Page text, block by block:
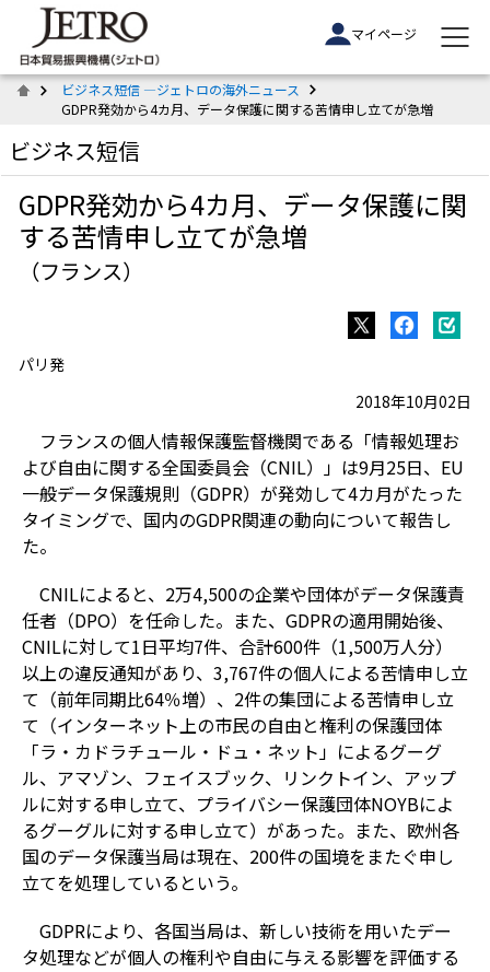
マイページ
ビジネス短信 ―ジェトロの海外ニュース
GDPR発効から4カ月、データ保護に関する苦情申し立てが急増
ビジネス短信
GDPR発効から4カ月、データ保護に関
する苦情申し立てが急増
（フランス）
パリ発
2018年10月02日
フランスの個人情報保護監督機関である「情報処理お
よび自由に関する全国委員会（CNIL）」は9月25日、EU
一般データ保護規則（GDPR）が発効して4カ月がたった
タイミングで、国内のGDPR関連の動向について報告し
た。
CNILによると、2万4,500の企業や団体がデータ保護責
任者（DPO）を任命した。また、GDPRの適用開始後、
CNILに対して1日平均7件、合計600件（1,500万人分）
以上の違反通知があり、3,767件の個人による苦情申し立
て（前年同期比64％増）、2件の集団による苦情申し立
て（インターネット上の市民の自由と権利の保護団体
「ラ・カドラチュール・ドュ・ネット」によるグーグ
ル、アマゾン、フェイスブック、リンクトイン、アップ
ルに対する申し立て、プライバシー保護団体NOYBによ
るグーグルに対する申し立て）があった。また、欧州各
国のデータ保護当局は現在、200件の国境をまたぐ申し
立てを処理しているという。
GDPRにより、各国当局は、新しい技術を用いたデー
タ処理などが個人の権利や自由に与える影響を評価する